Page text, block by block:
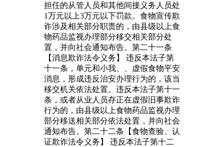
担任的从管人员和其他间接义务人员处
1万元以上3万元以下罚款。食物宣传欺
诈涉及相关部分职责的，由县级以上食
物药品监视办理部分移交相关部分处
置，并向社会通知布告。第二十一条
【消息欺诈法令义务】 违反本法子第
十一条，单元和小我、、虚假食物平安
消息，形成违反治安办理行为的，该当
移交机关依法处置。违反本法子第十一
条，或者从业人员存正在虚假旧事欺诈
行为的，由县级以上食物药品监视办理
部分移送相关部分依法处置，并向社会
通知布告。第二十二条【食物查验、认
证欺诈法令义务】 违反本法子第十二